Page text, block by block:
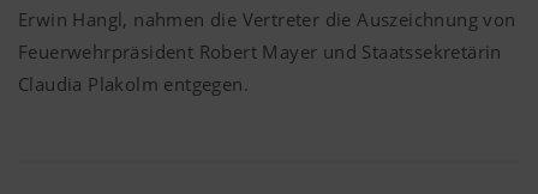
Erwin Hangl, nahmen die Vertreter die Auszeichnung von
Feuerwehrpräsident Robert Mayer und Staatssekretärin
Claudia Plakolm entgegen.